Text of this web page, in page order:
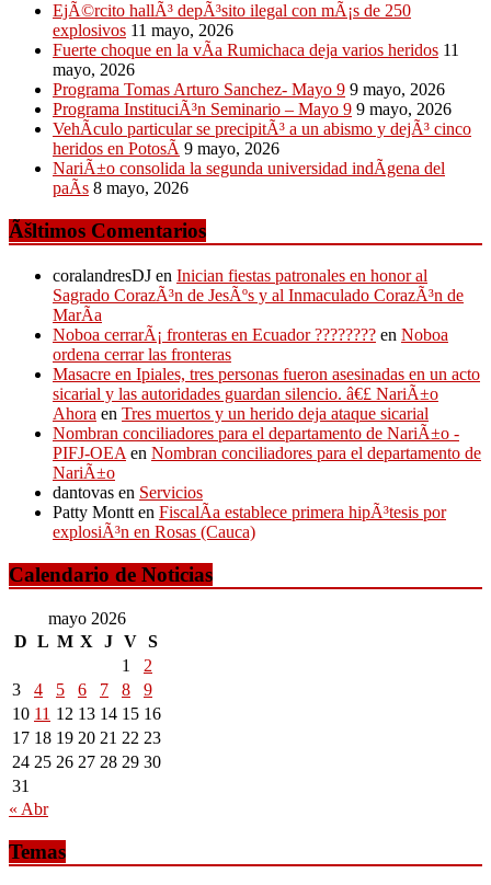
EjÃ©rcito hallÃ³ depÃ³sito ilegal con mÃ¡s de 250
explosivos 11 mayo, 2026
Fuerte choque en la vÃ­a Rumichaca deja varios heridos 11
mayo, 2026
Programa Tomas Arturo Sanchez- Mayo 9 9 mayo, 2026
Programa InstituciÃ³n Seminario – Mayo 9 9 mayo, 2026
VehÃ­culo particular se precipitÃ³ a un abismo y dejÃ³ cinco
heridos en PotosÃ­ 9 mayo, 2026
NariÃ±o consolida la segunda universidad indÃ­gena del
paÃ­s 8 mayo, 2026
Ãšltimos Comentarios
coralandresDJ en Inician fiestas patronales en honor al
Sagrado CorazÃ³n de JesÃºs y al Inmaculado CorazÃ³n de
MarÃ­a
Noboa cerrarÃ¡ fronteras en Ecuador ???????? en Noboa
ordena cerrar las fronteras
Masacre en Ipiales, tres personas fueron asesinadas en un acto
sicarial y las autoridades guardan silencio. â€£ NariÃ±o
Ahora en Tres muertos y un herido deja ataque sicarial
Nombran conciliadores para el departamento de NariÃ±o -
PIFJ-OEA en Nombran conciliadores para el departamento de
NariÃ±o
dantovas en Servicios
Patty Montt en FiscalÃ­a establece primera hipÃ³tesis por
explosiÃ³n en Rosas (Cauca)
Calendario de Noticias
mayo 2026
D L M X J V S
1
2
3
4 5 6 7 8
9
10 11 12 13 14 15 16
17 18 19 20 21 22 23
24 25 26 27 28 29 30
31
« Abr
Temas